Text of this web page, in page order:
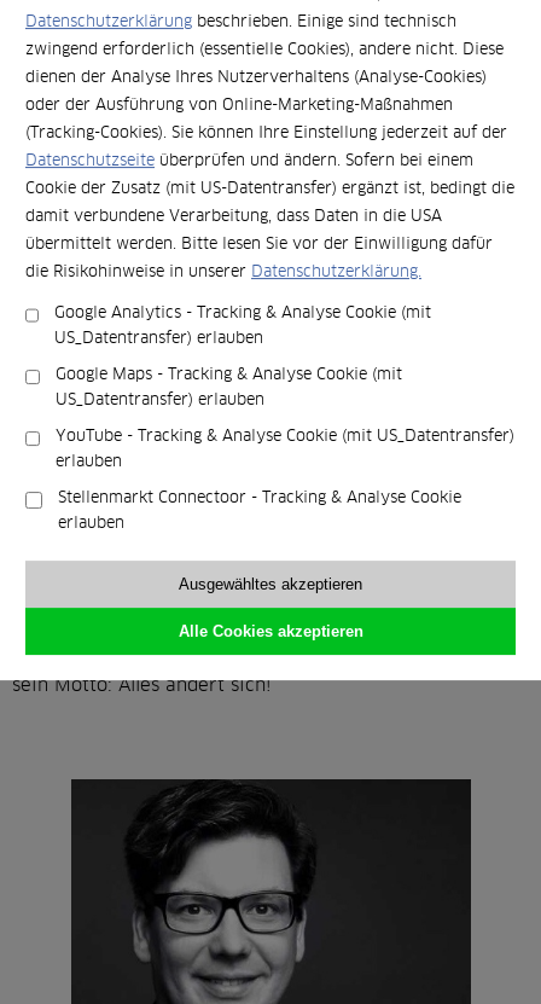
Über den Sprecher Maik
Schönfeldt
Maik Schönfeldt ist Experte für Raumgestaltung und
Flächeneffizienz. Darüber hinaus ist er Business
Coach/Master of Modern Leadership und ein wahrer
Nomade. Seit 2013 bereist er von seiner Heimatstadt
führende Organisationen bei der Entwicklung neuer
Arbeitswelten zu unterstützen. Die Herausforderung ist
stets eine Balance zwischen Zweck und Schönheit,
Komfort und Nutzen zu finden. Oder schlicht: Orte zu
schaffen, die neues Leben in die Arbeit bringen.
Als #OutOfTheBoxThinker und #PerspectiveChanger ist
sein Motto: Alles ändert sich!
Datenschutzerklärung beschrieben. Einige sind technisch
zwingend erforderlich (essentielle Cookies), andere nicht. Diese
dienen der Analyse Ihres Nutzerverhaltens (Analyse-Cookies)
oder der Ausführung von Online-Marketing-Maßnahmen
(Tracking-Cookies). Sie können Ihre Einstellung jederzeit auf der
Datenschutzseite überprüfen und ändern. Sofern bei einem
Cookie der Zusatz (mit US-Datentransfer) ergänzt ist, bedingt die
damit verbundene Verarbeitung, dass Daten in die USA
übermittelt werden. Bitte lesen Sie vor der Einwilligung dafür
die Risikohinweise in unserer Datenschutzerklärung.
Google Analytics - Tracking & Analyse Cookie (mit
US_Datentransfer) erlauben
Google Maps - Tracking & Analyse Cookie (mit
US_Datentransfer) erlauben
YouTube - Tracking & Analyse Cookie (mit US_Datentransfer)
erlauben
Stellenmarkt Connectoor - Tracking & Analyse Cookie
erlauben
Ausgewähltes akzeptieren
Alle Cookies akzeptieren